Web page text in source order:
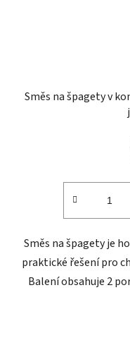
Směs na špagety v
Směs na špagety je
praktické řešení pro
Balení obsahuje 2